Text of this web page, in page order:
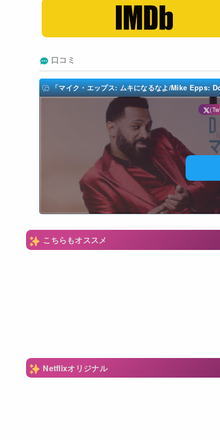
口コミ
「マイク・エップス: ムキになるなよ/Mike Epps:
こちらもオススメ
Netflixオリジナル